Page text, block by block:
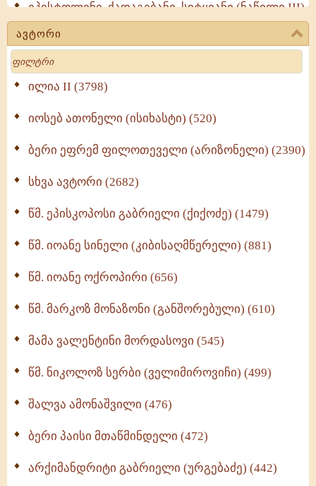
ეპისტოლენი, ქადაგებანი, სიტყვანი (ნაწილი III)
(723)
მოძღვრის ძალზე სასარგებლო რჩევები
მრევლისათვის (545)
Wisdomge (514)
ქადაგებანი გაბრიელ ეპისკოპოსისა - II ტომი
სულიერი ცხოვრების სახელმძღვანელო -
ნაწილი II (369)
ავტორი
Search
ილია II (3798)
იოსებ ათონელი (ისიხასტი) (520)
ბერი ეფრემ ფილოთეველი (არიზონელი) (2390)
სხვა ავტორი (2682)
წმ. ეპისკოპოსი გაბრიელი (ქიქოძე) (1479)
წმ. იოანე სინელი (კიბისაღმწერელი) (881)
წმ. იოანე ოქროპირი (656)
წმ. მარკოზ მონაზონი (განშორებული) (610)
მამა ვალენტინი მორდასოვი (545)
წმ. ნიკოლოზ სერბი (ველიმიროვიჩი) (499)
შალვა ამონაშვილი (476)
ბერი პაისი მთაწმინდელი (472)
არქიმანდრიტი გაბრიელი (ურგებაძე) (442)